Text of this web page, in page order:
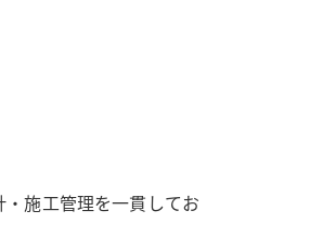
施工管理を一貫してお